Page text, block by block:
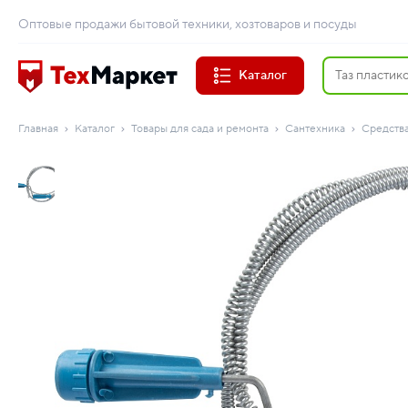
Оптовые продажи бытовой техники, хозтоваров и посуды
Каталог
Главная Каталог Товары для сада и ремонта Сантехника